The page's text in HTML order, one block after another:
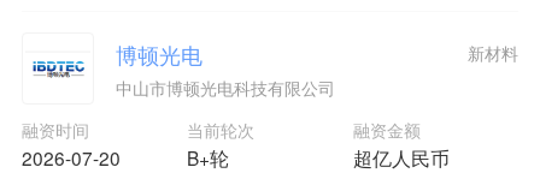
博顿光电
中山市博顿光电科技有限公司
融资时间
2026-07-20
当前轮次
B+轮
融资金额
超亿人民币
新材料